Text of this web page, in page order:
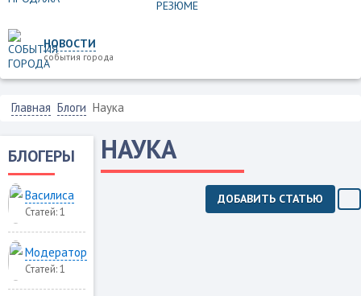
НОВОСТИ
события города
Главная Блоги Наука
БЛОГЕРЫ
Василиса
Статей:1
Модератор
Статей:1
НАУКА
ДОБАВИТЬ СТАТЬЮ